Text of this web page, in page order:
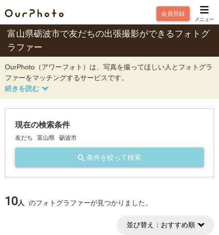
会員登録
メニュー
富山県砺波市で友だちの出張撮影ができるフォトグ
ラファー
OurPhoto（アワーフォト）は、写真を撮ってほしい人とフォトグラ
ファーをマッチングするサービスです。
現在の検索条件
友だち 富山県 砺波市
条件を絞って検索
10人 のフォトグラファーが見つかりました。
並び替え： おすすめ順